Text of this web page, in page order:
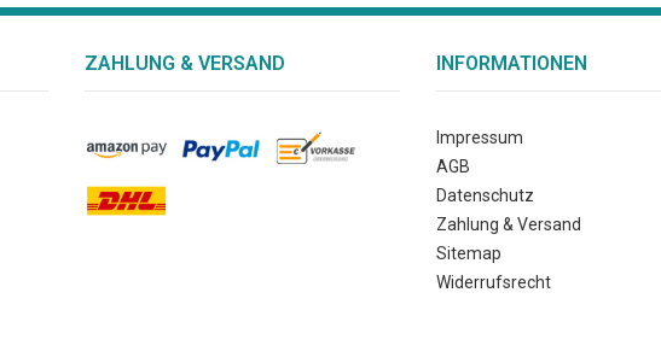
ZAHLUNG & VERSAND INFORMATIONEN
Impressum
AGB
Datenschutz
Zahlung & Versand
Sitemap
Widerrufsrecht